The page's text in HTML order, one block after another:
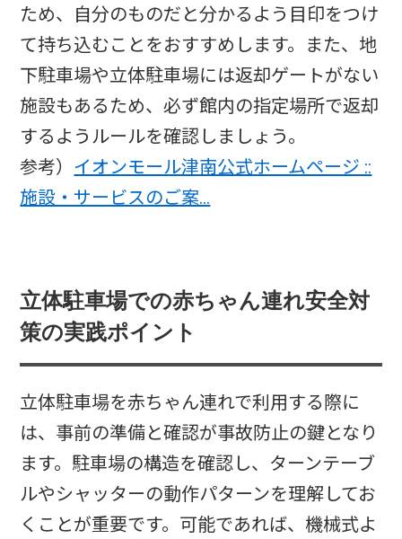
ため、自分のものだと分かるよう目印をつけ
て持ち込むことをおすすめします。また、地
下駐車場や立体駐車場には返却ゲートがない
施設もあるため、必ず館内の指定場所で返却
するようルールを確認しましょう。
参考） イオンモール津南公式ホームページ ::
施設・サービスのご案…
立体駐車場での赤ちゃん連れ安全対
策の実践ポイント
立体駐車場を赤ちゃん連れで利用する際に
は、事前の準備と確認が事故防止の鍵となり
ます。駐車場の構造を確認し、ターンテーブ
ルやシャッターの動作パターンを理解してお
くことが重要です。可能であれば、機械式よ